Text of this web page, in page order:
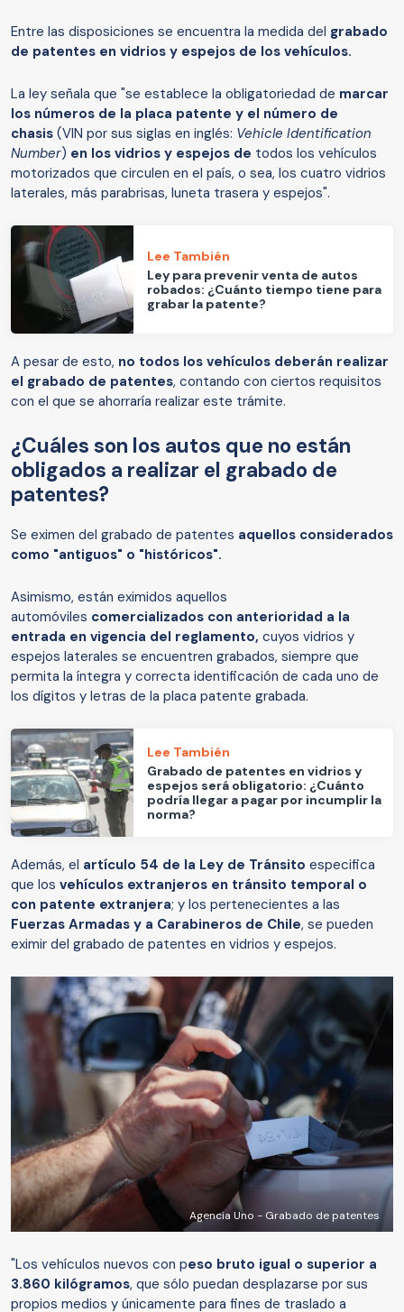
Entre las disposiciones se encuentra la medida del grabado
de patentes en vidrios y espejos de los vehículos.
La ley señala que "se establece la obligatoriedad de marcar
los números de la placa patente y el número de
chasis (VIN por sus siglas en inglés: Vehicle Identification
Number) en los vidrios y espejos de todos los vehículos
motorizados que circulen en el país, o sea, los cuatro vidrios
laterales, más parabrisas, luneta trasera y espejos".
Lee También
Ley para prevenir venta de autos
robados: ¿Cuánto tiempo tiene para
grabar la patente?
A pesar de esto, no todos los vehículos deberán realizar
el grabado de patentes, contando con ciertos requisitos
con el que se ahorraría realizar este trámite.
¿Cuáles son los autos que no están
obligados a realizar el grabado de
patentes?
Se eximen del grabado de patentes aquellos considerados
como "antiguos" o "históricos".
Asimismo, están eximidos aquellos
automóviles comercializados con anterioridad a la
entrada en vigencia del reglamento, cuyos vidrios y
espejos laterales se encuentren grabados, siempre que
permita la íntegra y correcta identificación de cada uno de
los dígitos y letras de la placa patente grabada.
Lee También
Grabado de patentes en vidrios y
espejos será obligatorio: ¿Cuánto
podría llegar a pagar por incumplir la
norma?
Además, el artículo 54 de la Ley de Tránsito especifica
que los vehículos extranjeros en tránsito temporal o
con patente extranjera; y los pertenecientes a las
Fuerzas Armadas y a Carabineros de Chile, se pueden
eximir del grabado de patentes en vidrios y espejos.
Agencia Uno - Grabado de patentes
"Los vehículos nuevos con peso bruto igual o superior a
3.860 kilógramos, que sólo puedan desplazarse por sus
propios medios y únicamente para fines de traslado a